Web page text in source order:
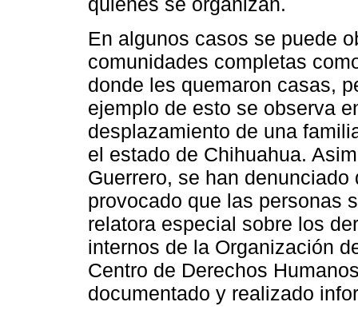
En algunos casos se puede
comunidades completas
donde les quemaron casas,
ejemplo de esto se observa
desplazamiento de una
el estado de Chihuahua.
Guerrero, se han
provocado que las personas
relatora especial sobre los
internos de la Organización
Centro de Derechos
documentado y realizado